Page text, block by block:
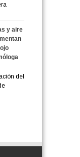
y aire
del